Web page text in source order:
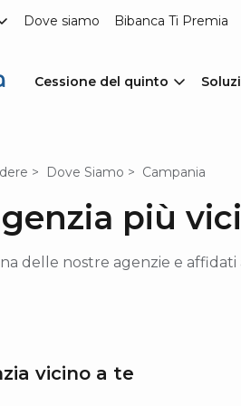
Dove siamo Bibanca Ti Premia
Cessione del quinto
Dove Siamo Campania
più
delle nostre agenzie e
vicino a te